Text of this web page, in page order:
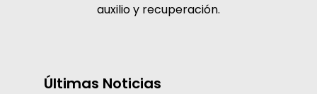
auxilio y recuperación.
Últimas Noticias